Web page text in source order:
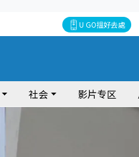
U GO搵好去處
社会 影片专区